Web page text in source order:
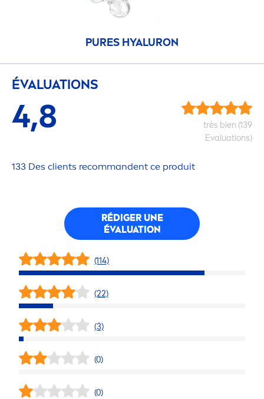
PURES HYALURON
ÉVALUATIONS
4,8
très bien (139
Evaluations)
133 Des clients recommandent ce produit
RÉDIGER UNE
ÉVALUATION
(114)
(22)
(3)
(0)
(0)